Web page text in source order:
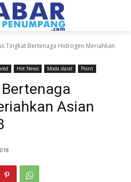
Tingkat Bertenaga Hidrogen Meriahkan
Hot News Moda darat Point
Asian